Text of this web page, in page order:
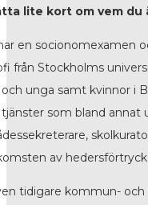
lite kort om vem du
en socionomexamen
från Stockholms
unga samt kvinnor i
som bland annat
av
tidigare kommun-